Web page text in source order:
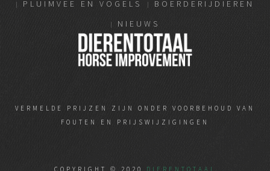
PLUIMVEE EN VOGELS
BOERDERIJDIEREN
NIEUWS
VERMELDE PRIJZEN ZIJN ONDER VOORBEHOUD VAN
FOUTEN EN PRIJSWIJZIGINGEN